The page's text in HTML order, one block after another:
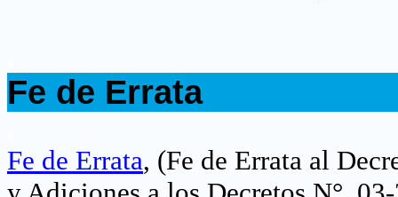
Fe de Errata
Fe de Errata, (Fe de Errata al